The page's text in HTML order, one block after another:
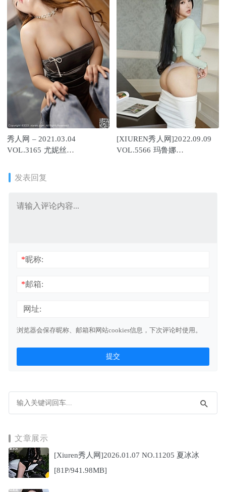
秀人网 – 2021.03.04
VOL.3165 尤妮丝
[XIUREN秀人网]2022.09.09
VOL.5566 玛鲁娜
发表回复
*昵称:
*邮箱:
网址:
浏览器会保存昵称、邮箱和网站cookies信息，下次评论时使用。
文章展示
[Xiuren秀人网]2026.01.07 NO.11205 夏冰冰
[81P/941.98MB]